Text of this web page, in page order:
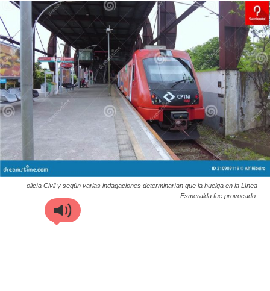
olicía Civil y según varias indagaciones determinarían que la huelga en la Línea
Esmeralda fue provocado.